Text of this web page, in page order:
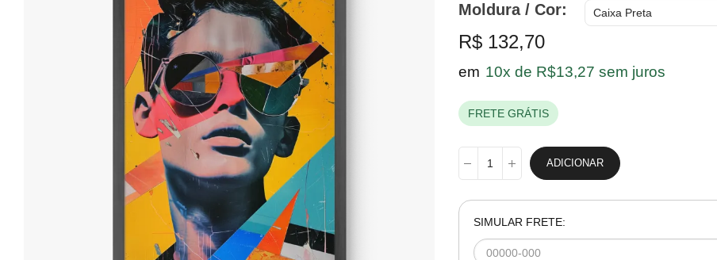
Moldura / Cor
R$ 132,70
em 10x de R$13,27 sem juros
FRETE GRÁTIS
ADICIONAR
SIMULAR FRETE: